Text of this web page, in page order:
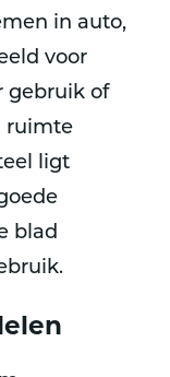
in auto,
voor
gebruik of
ruimte
ligt
blad